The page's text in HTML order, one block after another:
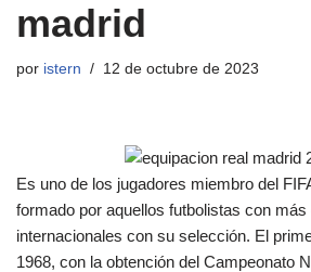
madrid
por istern 12 de octubre de 2023
Es uno de los jugadores miembro del
formado por aquellos futbolistas con más
internacionales con su selección. El
1968, con la obtención del Campeonato